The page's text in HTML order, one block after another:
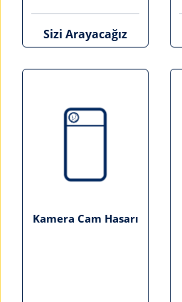
Sizi Arayacağız
Kamera Cam Hasarı